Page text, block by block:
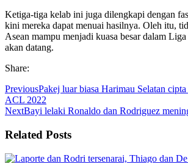
Ketiga-tiga kelab ini juga dilengkapi dengan
kini mereka dapat menuai hasilnya. Oleh itu,
Asean mampu menjadi kuasa besar dalam
akan datang.
Share:
PreviousPakej luar biasa Harimau Selatan
ACL 2022
NextBayi lelaki Ronaldo dan Rodriguez
Related Posts